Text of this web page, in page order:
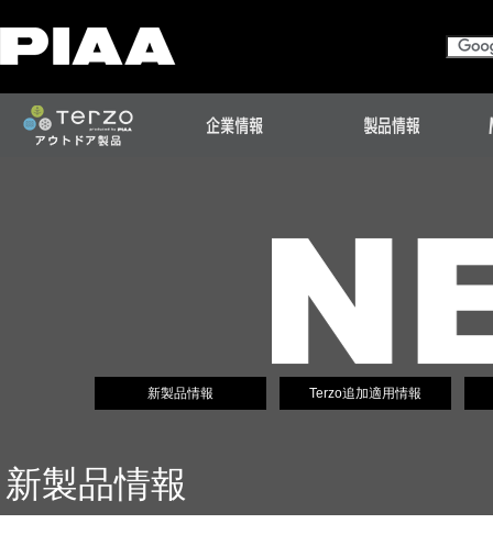
新製品情報 Terzo追加適用情報
新製品情報